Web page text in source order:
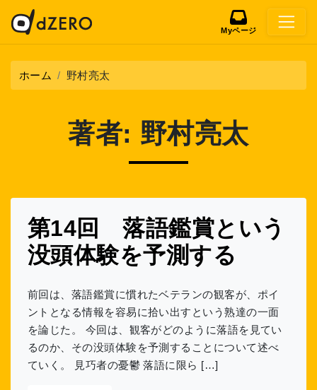
Myページ
ホーム 野村亮太
著者: 野村亮太
第14回 落語鑑賞という
没頭体験を予測する
前回は、落語鑑賞に慣れたベテランの観客が、ポイ
ントとなる情報を容易に拾い出すという熟達の一面
を論じた。 今回は、観客がどのように落語を見てい
るのか、その没頭体験を予測することについて述べ
ていく。 見巧者の憂鬱 落語に限ら […]